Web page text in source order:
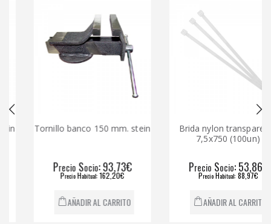
Tornillo banco 150 mm. stein
recioSocio: 93,73€
recioHabitual: 162,20€
AÑADIR AL CARRITO
Brida nylon transparente
7,5x750 (100un)
recioSocio: 53,86€
recioHabitual: 88,97€
AÑADIR AL CARRITO